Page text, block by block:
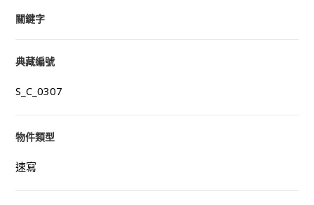
關鍵字
典藏編號
S_C_0307
物件類型
速寫